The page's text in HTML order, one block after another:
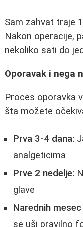
Sam zahvat traje
Nakon operacije,
nekoliko sati do
Oporavak i nega
Proces oporavka
šta možete
Prva 3-4 dana:
analgeticima
Prve 2 nedelje:
glave
Narednih mesec
se uši pravilno